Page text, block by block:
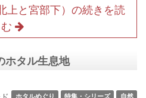
上と宮部下）の続きを読
む
ホタル生息地
ホタルめぐり 特集・シリーズ 自然